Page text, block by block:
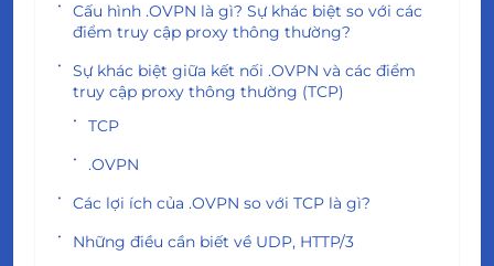
Cấu hình .OVPN là gì? Sự khác biệt so với các
điểm truy cập proxy thông thường?
Sự khác biệt giữa kết nối .OVPN và các điểm
truy cập proxy thông thường (TCP)
TCP
.OVPN
Các lợi ích của .OVPN so với TCP là gì?
Những điều cần biết về UDP, HTTP/3